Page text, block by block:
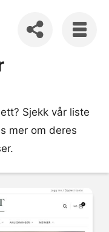
Sjekk vår liste
mer om deres